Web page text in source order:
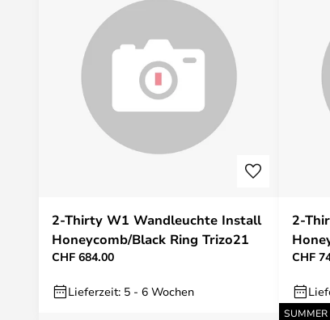
2-Thirty W1 Wandleuchte Install
Honeycomb/Black Ring Trizo21
CHF 684.00
Lieferzeit: 5 - 6 Wochen
2-
CHF
SUMMER